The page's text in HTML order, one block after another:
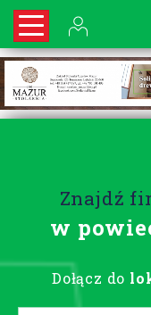
Znajdź
w
Dołącz do